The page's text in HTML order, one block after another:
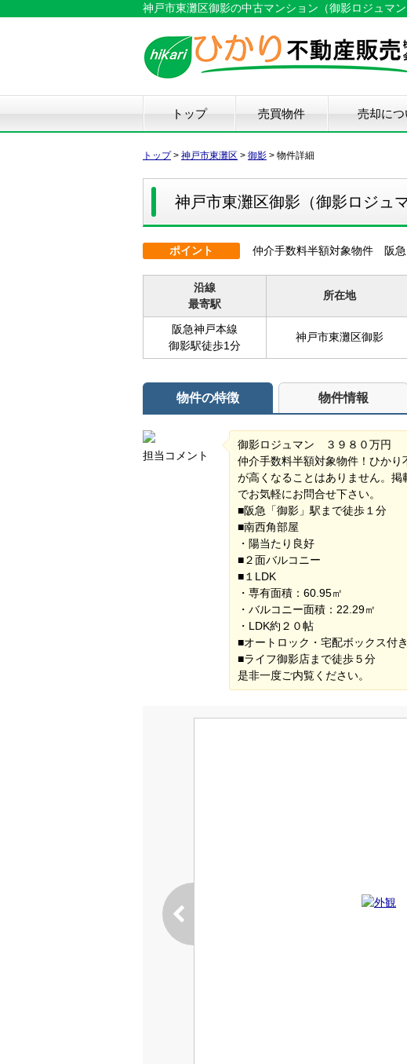
神戸市東灘区御影の中古マンション（御影ロジュマ
トップ 売買物件
新築戸建て
中古戸建て
マンション
土地
売却につ
トップ> 神戸市東灘区 > 御影 > 物件詳細
神戸市東灘区御影（御影ロジュ
ポイント 仲介手数料半額対象物件 阪
沿線
最寄駅
所在地
阪急神戸本線
御影駅徒歩1分
神戸市東灘区御影
物件の特徴 物件情報
担当コメント
御影ロジュマン ３９８０万円
仲介手数料半額対象物件！ひか
が高くなることはありません。
でお気軽にお問合せ下さい。
■阪急「御影」駅まで徒歩１分
■南西角部屋
・陽当たり良好
■２面バルコニー
■１LDK
・専有面積：60.95㎡
・バルコニー面積：22.29㎡
・LDK約２０帖
■オートロック・宅配ボックス付き
■ライフ御影店まで徒歩５分
是非一度ご内覧ください。